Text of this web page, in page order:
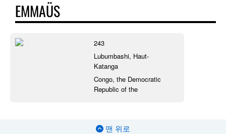
EMMAÜS
243
Lubumbashi, Haut-
Katanga
Congo, the Democratic
Republic of the
맨 위로